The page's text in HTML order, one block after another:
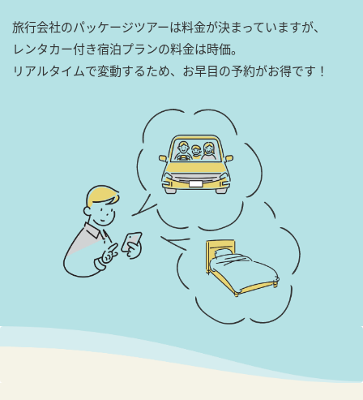
旅行会社のパッケージツアーは料金が決まっていますが、
レンタカー付き宿泊プランの料金は時価。
リアルタイムで変動するため、お早目の予約がお得です！